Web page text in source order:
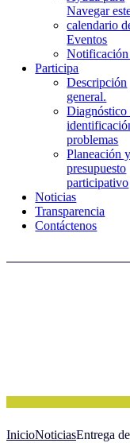
Navegar
calendario
Eventos
Notificación
Participa
Descripción
general.
Diagnóstico
problemas
Planeación y
presupuesto
participativo
Noticias
Transparencia
Contáctenos
InicioNoticiasEntrega